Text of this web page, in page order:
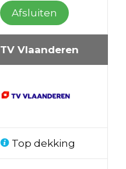
Afsluiten
TV Vlaanderen
Top dekking